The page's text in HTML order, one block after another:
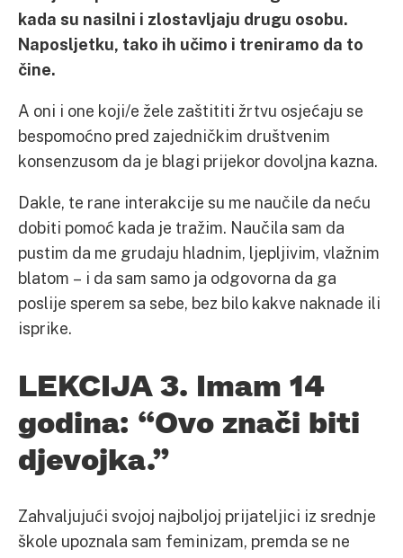
kada su nasilni i zlostavljaju drugu osobu.
Naposljetku, tako ih učimo i treniramo da to
čine.
A oni i one koji/e žele zaštititi žrtvu osjećaju se
bespomoćno pred zajedničkim društvenim
konsenzusom da je blagi prijekor dovoljna kazna.
Dakle, te rane interakcije su me naučile da neću
dobiti pomoć kada je tražim. Naučila sam da
pustim da me grudaju hladnim, ljepljivim, vlažnim
blatom – i da sam samo ja odgovorna da ga
poslije sperem sa sebe, bez bilo kakve naknade ili
isprike.
LEKCIJA 3. Imam 14
godina: “Ovo znači biti
djevojka.”
Zahvaljujući svojoj najboljoj prijateljici iz srednje
škole upoznala sam feminizam, premda se ne